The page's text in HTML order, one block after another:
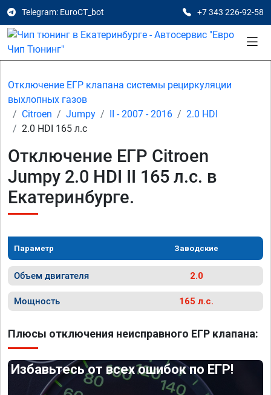
Telegram: EuroCT_bot +7 343 226-92-58
Отключение ЕГР клапана системы рециркуляции
выхлопных газов
Citroen
Jumpy II - 2007 - 2016
2.0 HDI
2.0 HDI 165 л.с
Отключение ЕГР Citroen
Jumpy 2.0 HDI II 165 л.с. в
Екатеринбурге.
Параметр Заводские
Объем двигателя 2.0
Мощность 165 л.с.
Плюсы отключения неисправного ЕГР клапана:
Избавьтесь от всех ошибок по ЕГР!